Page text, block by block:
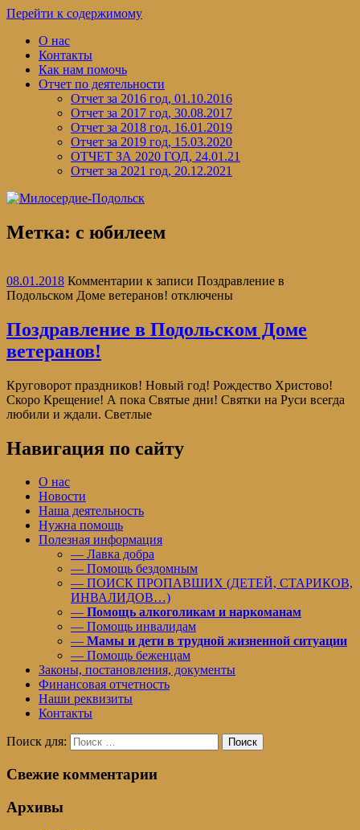
Перейти к содержимому
О нас
Контакты
Как нам помочь
Отчет по деятельности
Отчет за 2016 год, 01.10.2016
Отчет за 2017 год, 30.08.2017
Отчет за 2018 год, 16.01.2019
Отчет за 2019 год, 15.03.2020
ОТЧЕТ ЗА 2020 ГОД, 24.01.21
Отчет за 2021 год, 20.12.2021
Метка: с юбилеем
08.01.2018 Комментарии к записи Поздравление в
Подольском Доме ветеранов! отключены
Поздравление в Подольском Доме
ветеранов!
Круговорот праздников! Новый год! Рождество Христово!
Скоро Крещение! А пока Святые дни! Святки на Руси всегда
любили и ждали. Светлые
Навигация по сайту
О нас
Новости
Наша деятельность
Нужна помощь
Полезная информация
— Лавка добра
— Помощь бездомным
— ПОИСК ПРОПАВШИХ (ДЕТЕЙ, СТАРИКОВ,
ИНВАЛИДОВ…)
— Помощь алкоголикам и наркоманам
— Помощь инвалидам
— Мамы и дети в трудной жизненной ситуации
— Помощь беженцам
Законы, постановления, документы
Финансовая отчетность
Наши реквизиты
Контакты
Поиск для: Поиск
Свежие комментарии
Архивы